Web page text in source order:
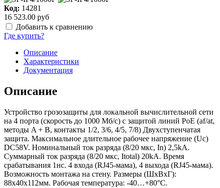
Код: 14281
16 523.00 руб
Добавить к сравнению
Где купить?
Описание
Характеристики
Документация
Описание
Устройство грозозащиты для локальной вычислительной сети
на 4 порта (скорость до 1000 Мб/с) с защитой линий PoE (af/at,
методы A + B, контакты 1/2, 3/6, 4/5, 7/8) Двухступенчатая
защита. Максимальное длительное рабочее напряжение (Uс)
DC58V. Номинальный ток разряда (8/20 мкс, In) 2,5kA.
Суммарный ток разряда (8/20 мкс, Itotal) 20kA. Время
срабатывания 1нс. 4 входа (RJ45-мама), 4 выхода (RJ45-мама).
Возможность монтажа на стену. Размеры (ШхВхГ):
88x40x112мм. Рабочая температура: -40…+80°С.